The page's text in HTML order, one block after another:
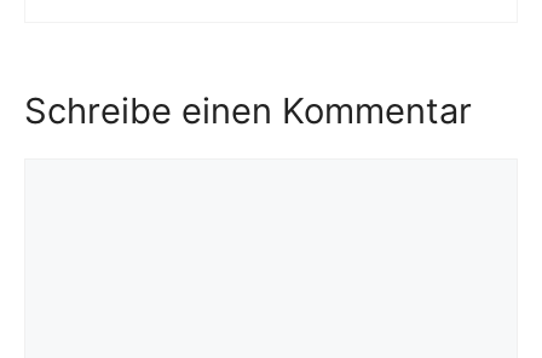
Schreibe einen Kommentar